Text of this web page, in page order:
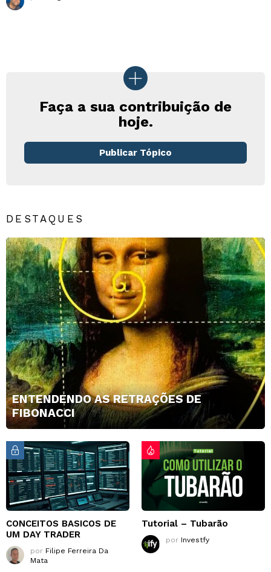
Faça a sua contribuição de
hoje.
Publicar Tópico
DESTAQUES
ENTENDENDO AS RETRAÇÕES DE
FIBONACCI
CONCEITOS BASICOS DE
UM DAY TRADER
por Filipe Ferreira Da
Mata
Tutorial – Tubarão
por Investfy